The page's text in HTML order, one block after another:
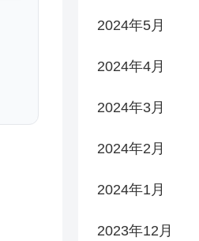
2024年5月
2024年4月
2024年3月
2024年2月
2024年1月
2023年12月